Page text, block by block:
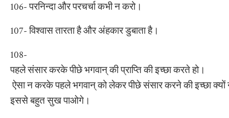
106- परनिन्दा और परचर्चा कभी न करो।
107- विश्वास तारता है और अंहकार डुबाता है।
108-
पहले संसार करके पीछे भगवान् की प्राप्ति की इच्छा करते हो।
ऐसा न करके पहले भगवान् को लेकर पीछे संसार करने की इच्छा क्यों
इससे बहुत सुख पाओगे।